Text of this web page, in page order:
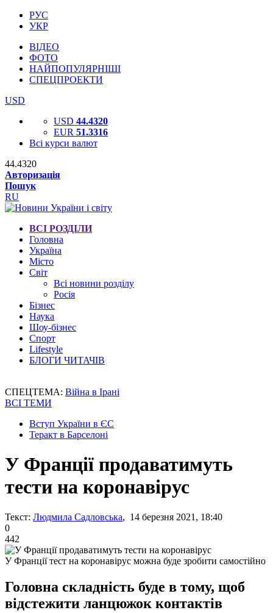
РУС
УКР
ВІДЕО
ФОТО
НАЙПОПУЛЯРНІШІ
СПЕЦПРОЕКТИ
USD
USD 44.4320
EUR 51.3316
Всі курси валют
44.4320
Авторизація
Пошук
RU
ВСІ РОЗДІЛИ
Головна
Україна
Місто
Світ
Всі новини розділу
Росія
Бізнес
Наука
Шоу-бізнес
Спорт
Lifestyle
БЛОГИ ЧИТАЧІВ
СПЕЦТЕМА: Війна в Ірані
ВСІ ТЕМИ
Вступ України в ЄС
Теракт в Барселоні
У Франції продаватимуть
тести на коронавірус
Текст: Людмила Садловська, 14 березня 2021, 18:40
0
442
У Франції тест на коронавірус можна буде зробити самостійно
Головна складність буде в тому, щоб
відстежити ланцюжок контактів